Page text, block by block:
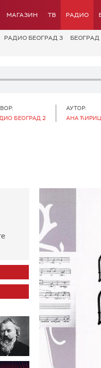
МАГАЗИН ТВ РАДИО
РАДИО БЕОГРАД 3 БЕОГРАД
БЕОГРАД 2
АУТОР:
АНА